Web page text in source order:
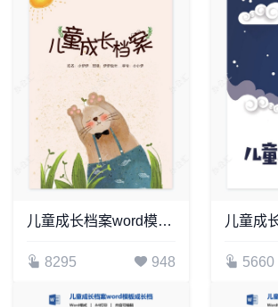
儿童成长档案word模板成长档案学生word成长手册(16)
8295 948 5660